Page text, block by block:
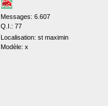
Messages: 6.607
Q.I.: 77
Localisation: st maximin
Modèle: x